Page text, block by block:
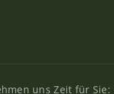
uns Zeit für Sie: